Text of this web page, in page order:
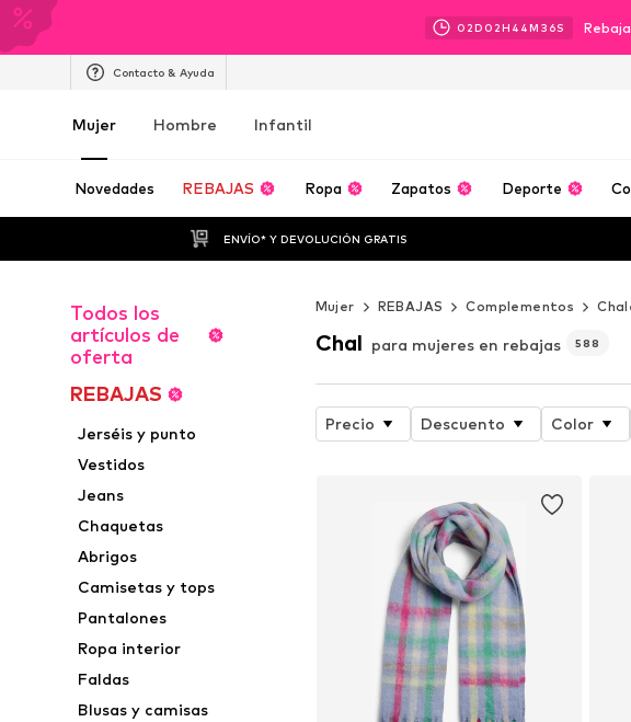
02D 02H 44M 34S
Contacto & Ayuda
Mujer Hombre Infantil
Novedades REBAJAS Ropa Zapatos Deporte
ENVÍO* Y DEVOLUCIÓN GRATIS
Todos los
artículos de
oferta
REBAJAS
Jerséis y punto
Vestidos
Jeans
Chaquetas
Abrigos
Camisetas y tops
Pantalones
Ropa interior
Faldas
Blusas y camisas
Mujer REBAJAS Complementos
Chal para mujeres en rebajas 588
Precio Descuento Color